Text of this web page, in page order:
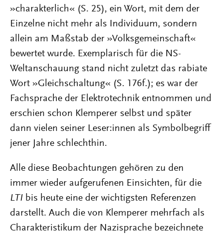
»charakterlich« (S. 25), ein Wort, mit dem der
Einzelne nicht mehr als Individuum, sondern
allein am Maßstab der »Volksgemeinschaft«
bewertet wurde. Exemplarisch für die NS-
Weltanschauung stand nicht zuletzt das rabiate
Wort »Gleichschaltung« (S. 176f.); es war der
Fachsprache der Elektrotechnik entnommen und
erschien schon Klemperer selbst und später
dann vielen seiner Leser:innen als Symbolbegriff
jener Jahre schlechthin.
Alle diese Beobachtungen gehören zu den
immer wieder aufgerufenen Einsichten, für die
LTI bis heute eine der wichtigsten Referenzen
darstellt. Auch die von Klemperer mehrfach als
Charakteristikum der Nazisprache bezeichnete